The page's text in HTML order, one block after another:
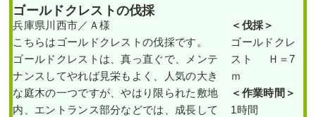
ゴールドクレストの伐採
兵庫県川西市／Ａ様
こちらはゴールドクレストの伐採です。
ゴールドクレストは、真っ直ぐで、メンテ
ナンスしてやれば見栄もよく、人気の大き
な庭木の一つですが、やはり限られた敷地
内、エントランス部分などでは、成長して
＜伐採＞
ゴールドクレ
スト Ｈ＝7
ｍ
＜作業時間＞
1時間